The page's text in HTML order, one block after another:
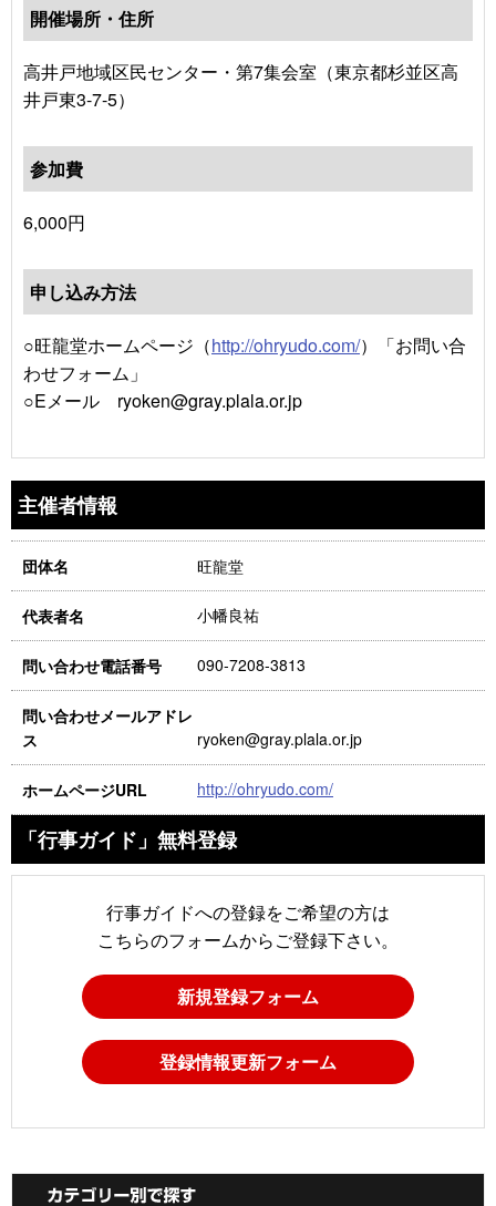
開催場所・住所
高井戸地域区民センター・第7集会室（東京都杉並区高
井戸東3-7-5）
参加費
6,000円
申し込み方法
○旺龍堂ホームページ（http://ohryudo.com/）「お問い合
わせフォーム」
○Eメール ryoken@gray.plala.or.jp
主催者情報
団体名 旺龍堂
代表者名 小幡良祐
問い合わせ電話番号 090-7208-3813
問い合わせメールアドレ
ス
ryoken@gray.plala.or.jp
ホームページURL http://ohryudo.com/
「行事ガイド」無料登録
行事ガイドへの登録をご希望の方は
こちらのフォームからご登録下さい。
新規登録フォーム
登録情報更新フォーム